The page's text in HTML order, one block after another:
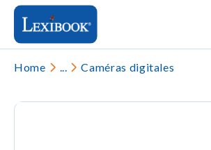
Home ... Caméras digitales